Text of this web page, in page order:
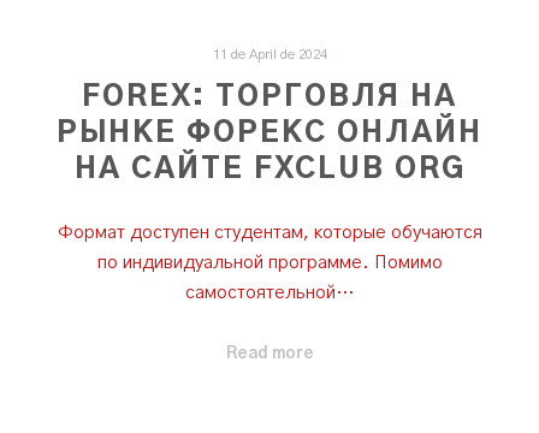
11 de April de 2024
FOREX: ТОРГОВЛЯ НА
РЫНКЕ ФОРЕКС ОНЛАЙН
НА САЙТЕ FXCLUB ORG
Формат доступен студентам, которые обучаются
по индивидуальной программе. Помимо
самостоятельной…
Read more